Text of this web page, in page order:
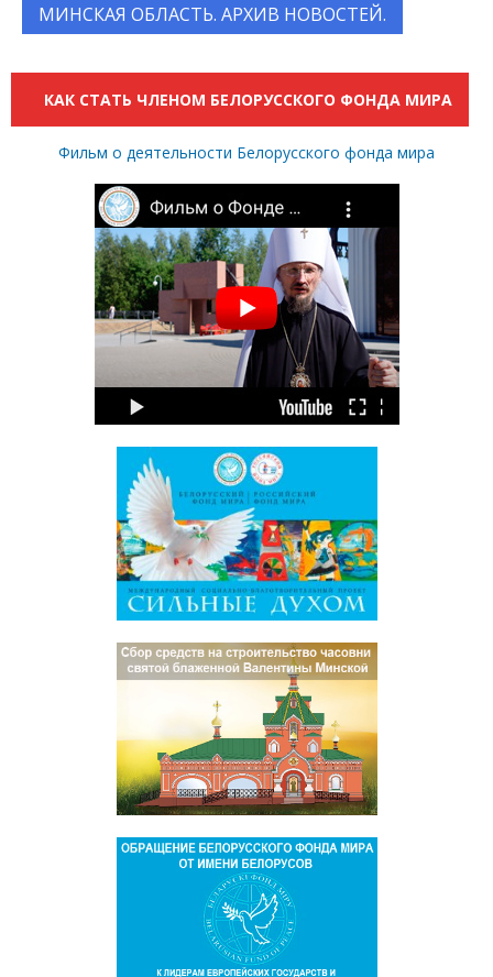
МИНСКАЯ ОБЛАСТЬ. АРХИВ НОВОСТЕЙ.
КАК СТАТЬ ЧЛЕНОМ БЕЛОРУССКОГО ФОНДА МИРА
Фильм о деятельности Белорусского фонда мира